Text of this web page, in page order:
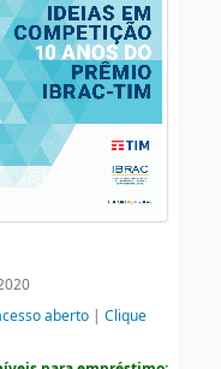
aberto| Clique